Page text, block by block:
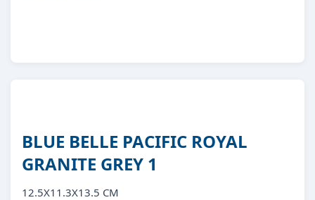
BLUE BELLE PACIFIC ROYAL
GRANITE GREY 1
12.5X11.3X13.5 CM